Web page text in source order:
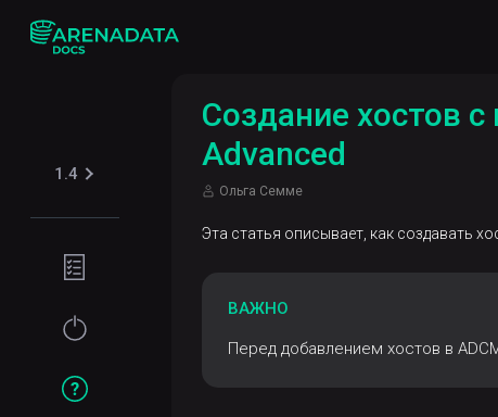
1.4
Требования
Установка
настройка
Создание хостов
Advanced
Ольга Семме
Эта статья описывает, как создавать
ВАЖНО
Перед добавлением хостов в